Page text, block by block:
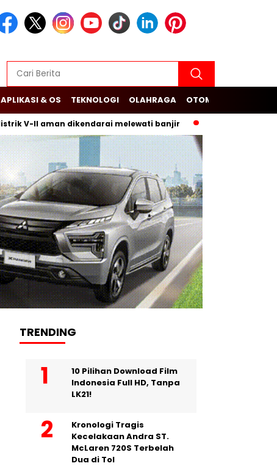
APLIKASI & OS TEKNOLOGI OLAHRAGA OTOMOTIF
aman dikendarai melewati banjir Budi Arie Setiadi dan
TRENDING
10 Pilihan Download Film
Indonesia Full HD, Tanpa
LK21!
Kronologi Tragis
Kecelakaan Andra ST.
McLaren 720S Terbelah
Dua di Tol